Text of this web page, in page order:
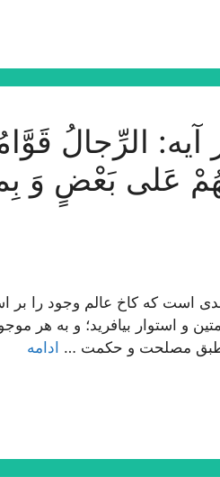
آیه: الرِّجالُ
عَلى‌ بَعْضٍ وَ
است كه كاخ عالم وجود را بر
و استوار بیافرید؛ و به هر
طبق مصلحت و حكمت … ادامه